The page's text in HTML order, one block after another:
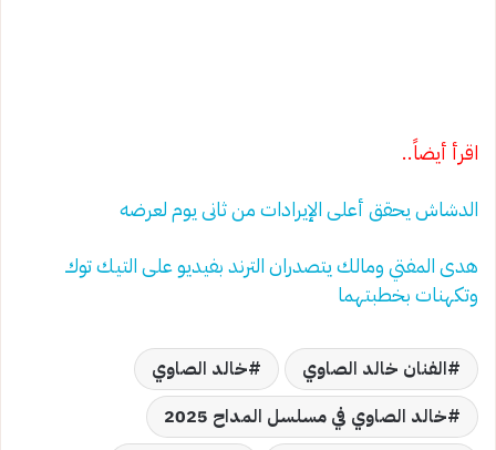
اقرأ أيضاً..
الدشاش يحقق أعلى الإيرادات من ثانى يوم لعرضه
هدى المفتي ومالك يتصدران الترند بفيديو على التيك توك
وتكهنات بخطبتهما
الفنان خالد الصاوي
خالد الصاوي
خالد الصاوي في مسلسل المداح 2025